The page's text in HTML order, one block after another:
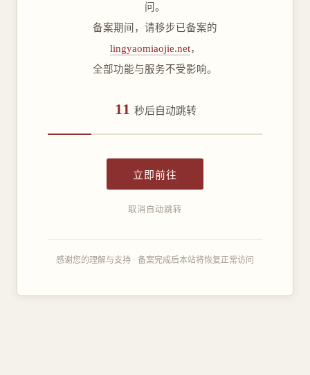
问。
备案期间，请移步已备案的
lingyaomiaojie.net，
全部功能与服务不受影响。
11 秒后自动跳转
立即前往
取消自动跳转
感谢您的理解与支持 · 备案完成后本站将恢复正常访问